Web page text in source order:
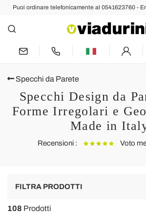
Puoi ordinare telefonicamente al 0541623760 -
Specchi da Parete
Specchi Design da
Forme Irregolari e
Made in
Recensioni : Voto
Italy Sagama
cercavamo. Bene anche la tempistica di
FILTRA PRODOTTI
108 Prodotti